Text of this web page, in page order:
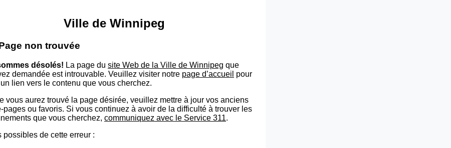
Ville de Winnipeg
non trouvée
désolés! La page du site Web de la Ville de Winnipeg que
demandée est introuvable. Veuillez visiter notre page d’accueil pour
lien vers le contenu que vous cherchez.
vous aurez trouvé la page désirée, veuillez mettre à jour vos anciens
pages ou favoris. Si vous continuez à avoir de la difficulté à trouver les
que vous cherchez, communiquez avec le Service 311.
possibles de cette erreur :